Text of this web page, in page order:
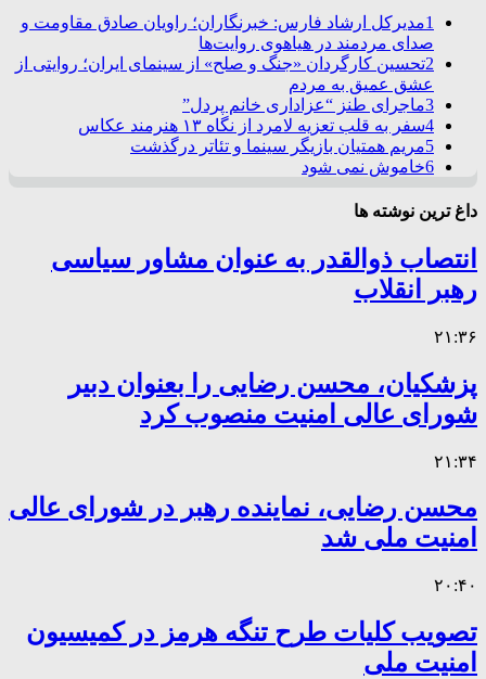
1مدیرکل ارشاد فارس: خبرنگاران؛ راویان صادق مقاومت و
صدای مردمند در هیاهوی روایت‌ها
2تحسین کارگردان «جنگ و صلح» از سینمای ایران؛ روایتی از
عشق عمیق به مردم
3ماجرای طنز “عزاداری خانم پردل”
4سفر به قلب تعزیه لامرد از نگاه ۱۳ هنرمند عکاس
5مریم همتیان بازیگر سینما و تئاتر درگذشت
6خاموش نمی شود
داغ ترین نوشته ها
انتصاب ذوالقدر به عنوان مشاور سیاسی
رهبر انقلاب
۲۱:۳۶
پزشکیان، محسن رضایی را بعنوان دبیر
شورای عالی امنیت منصوب کرد
۲۱:۳۴
محسن رضایی، نماینده رهبر در شورای عالی
امنیت ملی شد
۲۰:۴۰
تصویب کلیات طرح تنگه هرمز در کمیسیون
امنیت ملی